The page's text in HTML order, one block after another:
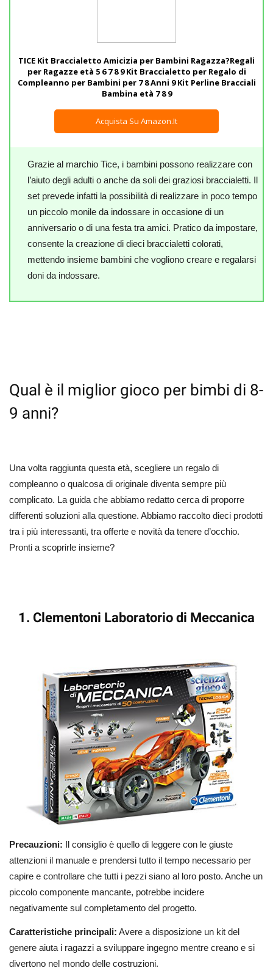
TICE Kit Braccialetto Amicizia per Bambini Ragazza?Regali
per Ragazze età 5 6 7 8 9 Kit Braccialetto per Regalo di
Compleanno per Bambini per 7 8 Anni 9 Kit Perline Bracciali
Bambina età 7 8 9
Acquista Su Amazon.it
Grazie al marchio Tice, i bambini possono realizzare con
l’aiuto degli adulti o anche da soli dei graziosi braccialetti. Il
set prevede infatti la possibilità di realizzare in poco tempo
un piccolo monile da indossare in occasione di un
anniversario o di una festa tra amici. Pratico da impostare,
consente la creazione di dieci braccialetti colorati,
mettendo insieme bambini che vogliono creare e regalarsi
doni da indossare.
Qual è il miglior gioco per bimbi di 8-
9 anni?
Una volta raggiunta questa età, scegliere un regalo di
compleanno o qualcosa di originale diventa sempre più
complicato. La guida che abbiamo redatto cerca di proporre
differenti soluzioni alla questione. Abbiamo raccolto dieci prodotti
tra i più interessanti, tra offerte e novità da tenere d’occhio.
Pronti a scoprirle insieme?
1. Clementoni Laboratorio di Meccanica
Precauzioni: Il consiglio è quello di leggere con le giuste
attenzioni il manuale e prendersi tutto il tempo necessario per
capire e controllare che tutti i pezzi siano al loro posto. Anche un
piccolo componente mancante, potrebbe incidere
negativamente sul completamento del progetto.
Caratteristiche principali: Avere a disposizione un kit del
genere aiuta i ragazzi a sviluppare ingegno mentre creano e si
divertono nel mondo delle costruzioni.